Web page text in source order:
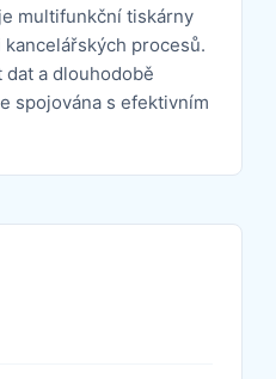
multifunkční tiskárny
procesů.
a dlouhodobě
spojována s efektivním